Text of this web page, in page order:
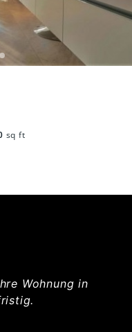
sq ft
Wohnung in